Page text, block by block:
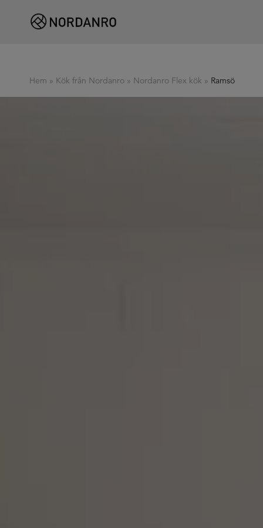
Hem » Kök från Nordanro » Nordanro Flex kök » Ramsö